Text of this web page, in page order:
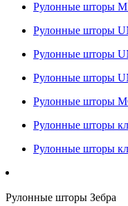
Рулонные шторы
Рулонные шторы
Рулонные шторы
Рулонные шторы
Рулонные шторы
Рулонные шторы
Рулонные шторы
Рулонные шторы Зебра